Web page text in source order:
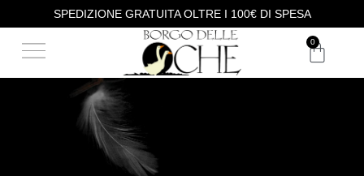
SPEDIZIONE GRATUITA OLTRE I 100€ DI SPESA
0